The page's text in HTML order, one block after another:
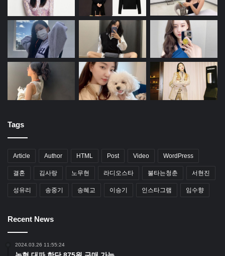
Tags
Article Author HTML Post Video WordPress
결혼 김사랑 노무현 라디오스타 불타는청춘 서현진
성유리 송중기 송혜교 이승기 인스타그램 임수향
Recent News
2024.03.26 11:55:24